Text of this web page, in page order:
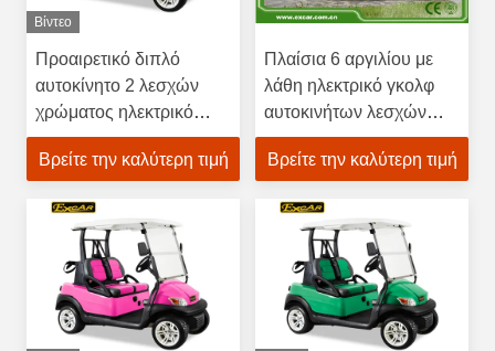
Βίντεο
Προαιρετικό διπλό
αυτοκίνητο 2 λεσχών
χρώματος ηλεκτρικό
ελεγκτής καθισμάτων
275A Curtis
Βρείτε την καλύτερη τιμή
Πλαίσια 6 αργιλίου με
λάθη ηλεκτρικό γκολφ
αυτοκινήτων λεσχών
γκολφ επιβατών με λάθη
Βρείτε την καλύτερη τιμή